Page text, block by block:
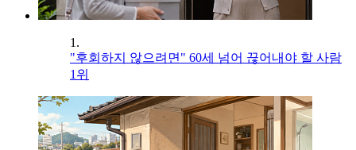
1.
"후회하지 않으려면" 60세 넘어 끊어내야 할 사람
1위